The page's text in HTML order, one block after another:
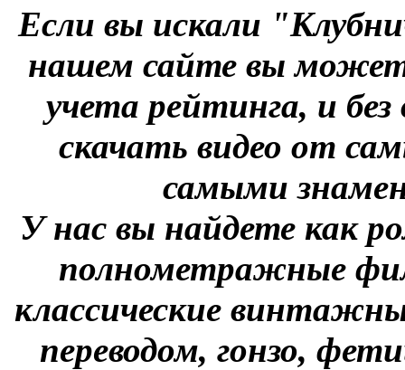
Если вы искали
нашем сайте вы
учета рейтинга, и
скачать видео от
самыми
У нас вы найдете как
полнометражные
классические
переводом, гонзо,